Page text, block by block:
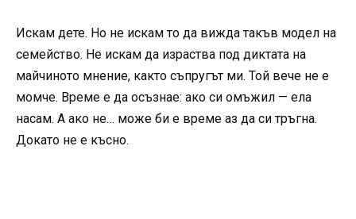
Искам дете. Но не искам то да вижда такъв модел на
семейство. Не искам да израства под диктата на
майчиното мнение, както съпругът ми. Той вече не е
момче. Време е да осъзнае: ако си омъжил — ела
насам. А ако не… може би е време аз да си тръгна.
Докато не е късно.